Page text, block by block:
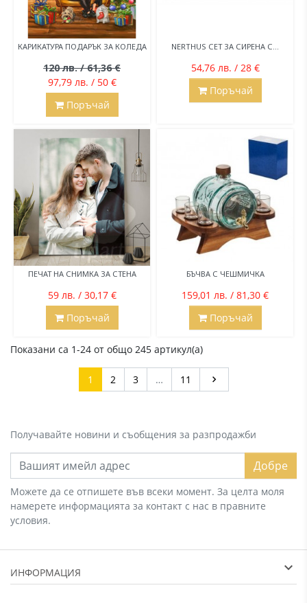
КАРИКАТУРА ПОДАРЪК ЗА КОЛЕДА
120 лв. / 61,36 €
97,79 лв. / 50 €
Поръчай
NERTHUS СЕТ ЗА СИРЕНА С...
54,76 лв. / 28 €
Поръчай
ПЕЧАТ НА СНИМКА ЗА СТЕНА
59 лв. / 30,17 €
Поръчай
БЪЧВА С ЧЕШМИЧКА
159,01 лв. / 81,30 €
Поръчай
Показани са 1-24 от общо 245 артикул(а)
1 2 3 … 11 Напред

Получавайте новини и съобщения за разпродажби
Добре
Можете да се отпишете във всеки момент. За целта моля
намерете информацията за контакт с нас в правните
условия.
ИНФОРМАЦИЯ